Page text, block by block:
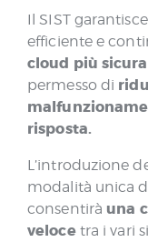
Il SIST
efficiente e
cloud più
permesso di
risposta.
L’introduzione
modalità unica
consentirà una
velocetra i vari